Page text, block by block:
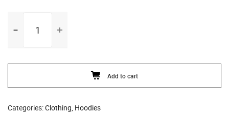
Add to cart
Categories:Clothing, Hoodies